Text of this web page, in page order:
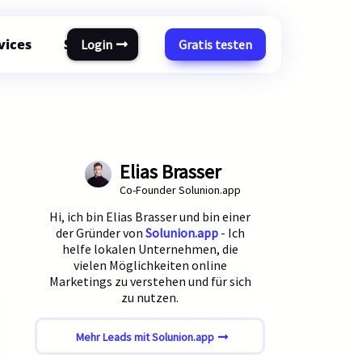
Support
Login Gratis testen
Elias Brasser
Co-Founder Solunion.app
Hi, ich bin Elias Brasser und bin einer
der Gründer von Solunion.app- Ich
helfe lokalen Unternehmen, die
vielen Möglichkeiten online
Marketings zu verstehen und für sich
zu nutzen.
Mehr Leads mit Solunion.app